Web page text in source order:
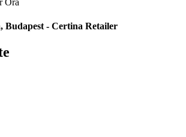
Óra
Budapest - Certina Retailer